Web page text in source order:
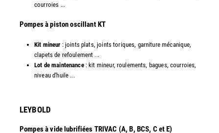
courroies ...
​Pompes à piston oscillant KT
Kit mineur : joints plats, joints toriques, garniture mécanique,
clapets de refoulement ...
Lot de maintenance: kit mineur, roulements, bagues, courroies,
niveau d'huile ...​
LEYBOLD
Pompes à vide lubrifiées TRIVAC (A, B, BCS, C et E)